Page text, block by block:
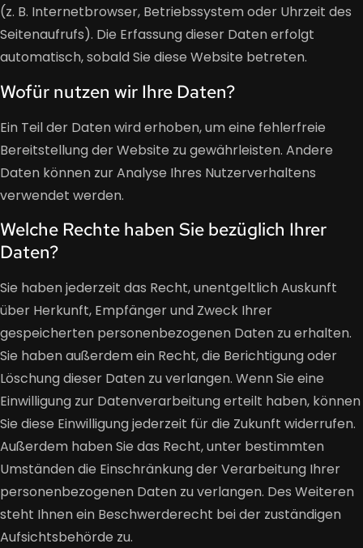
(z. B. Internetbrowser, Betriebssystem oder Uhrzeit des
Seitenaufrufs). Die Erfassung dieser Daten erfolgt
automatisch, sobald Sie diese Website betreten.
Wofür nutzen wir Ihre Daten?
Ein Teil der Daten wird erhoben, um eine fehlerfreie
Bereitstellung der Website zu gewährleisten. Andere
Daten können zur Analyse Ihres Nutzerverhaltens
verwendet werden.
Welche Rechte haben Sie bezüglich Ihrer
Daten?
Sie haben jederzeit das Recht, unentgeltlich Auskunft
über Herkunft, Empfänger und Zweck Ihrer
gespeicherten personenbezogenen Daten zu erhalten.
Sie haben außerdem ein Recht, die Berichtigung oder
Löschung dieser Daten zu verlangen. Wenn Sie eine
Einwilligung zur Datenverarbeitung erteilt haben, können
Sie diese Einwilligung jederzeit für die Zukunft widerrufen.
Außerdem haben Sie das Recht, unter bestimmten
Umständen die Einschränkung der Verarbeitung Ihrer
personenbezogenen Daten zu verlangen. Des Weiteren
steht Ihnen ein Beschwerderecht bei der zuständigen
Aufsichtsbehörde zu.